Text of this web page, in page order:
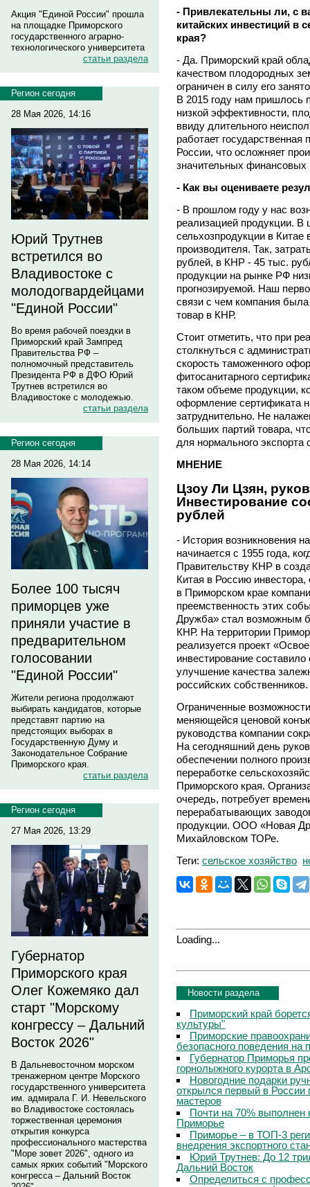
Акция "Единой России" прошла
на площадке Приморского
государственного аграрно-
технологического университета
статьи раздела
Регион сегодня
28 Мая 2026, 14:16
Юрий Трутнев
встретился во
Владивостоке с
молодогвардейцами
"Единой России"
Во время рабочей поездки в
Приморский край Зампред
Правительства РФ –
полномочный представитель
Президента РФ в ДФО Юрий
Трутнев встретился во
Владивостоке с молодежью.
статьи раздела
Регион сегодня
28 Мая 2026, 14:14
Более 100 тысяч
приморцев уже
приняли участие в
предварительном
голосовании
"Единой России"
Жители региона продолжают
выбирать кандидатов, которые
представят партию на
предстоящих выборах в
Государственную Думу и
Законодательное Собрание
Приморского края.
статьи раздела
Регион сегодня
27 Мая 2026, 13:29
Губернатор
Приморского края
Олег Кожемяко дал
старт "Морскому
конгрессу – Дальний
Восток 2026"
В Дальневосточном морском
тренажерном центре Морского
государственного университета
им. адмирала Г. И. Невельского
во Владивостоке состоялась
торжественная церемония
открытия конкурса
профессионального мастерства
"Море зовет 2026", одного из
самых ярких событий "Морского
конгресса – Дальний Восток
- Привлекательны ли, с
китайских инвестиций в
края?
- Да. Приморский край
качеством плодородных
ограничен в силу его
В 2015 году нам пришлось
низкой эффективности,
ввиду длительного
работает
России, что осложняет
значительных финансовых
- Как вы оцениваете
- В прошлом году у нас
реализацией продукции. В
сельхозпродукции в Китае
производителя. Так,
рублей, в КНР - 45 тыс.
продукции на рынке РФ
прогнозируемой. Наш
связи с чем компания
товар в КНР.
Стоит отметить, что при
столкнуться с
скорость таможенного
фитосанитарного
таком объеме продукции,
оформление сертификата
затруднительно. Не
больших партий товара,
для нормального
МНЕНИЕ
Цзоу Ли Цзян,
Инвестирование
рублей
- История возникновения
начинается с 1955 года,
Правительству КНР в
Китая в Россию
в Приморском крае
преемственность этих
Дружба» стал возможным
КНР. На территории
реализуется проект
инвестирование
улучшение качества
российских собственников.
Ограниченные
меняющейся ценовой
руководства компании
На сегодняшний день
обеспечении полного
переработке
Приморского края.
очередь, потребует
перерабатывающих
продукции. ООО «Новая
Михайловском ТОРе.
Теги: сельское хозяйство
Loading...
Новости раздела
Приморский край
культуры"
Приморские
безопасного поведения
Губернатор Приморья
горнолыжного курорта в
Новогодние подарки
открылся первый в России
мастеров
Почти на 70%
Приморье
Приморье – в ТОП-3
внедрения экспортного
Юрий Трутнев: До 12
Дальний Восток
Определиться с